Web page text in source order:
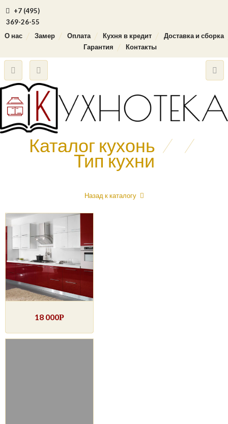
+7 (495)
369-26-55
О нас
Замер Оплата Кухня в кредит
Доставка и сборка
Гарантия
Контакты
Каталог кухонь / /
Тип кухни
Назад к каталогу
18 000Р